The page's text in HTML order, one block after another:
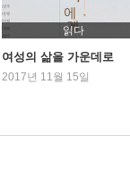
읽다
여성의 삶을 가운데로
2017년 11월 15일